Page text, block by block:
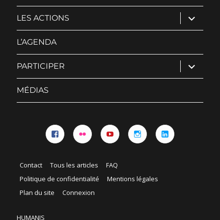
LES ACTIONS ouvrir
le
sous-
L’AGENDA
PARTICIPER ouvrir
le
sous-
MÉDIAS
Contact Tous les articles
FAQ
Politique de confidentialité
Mentions légales
Plan du site
Connexion
HUMANIS